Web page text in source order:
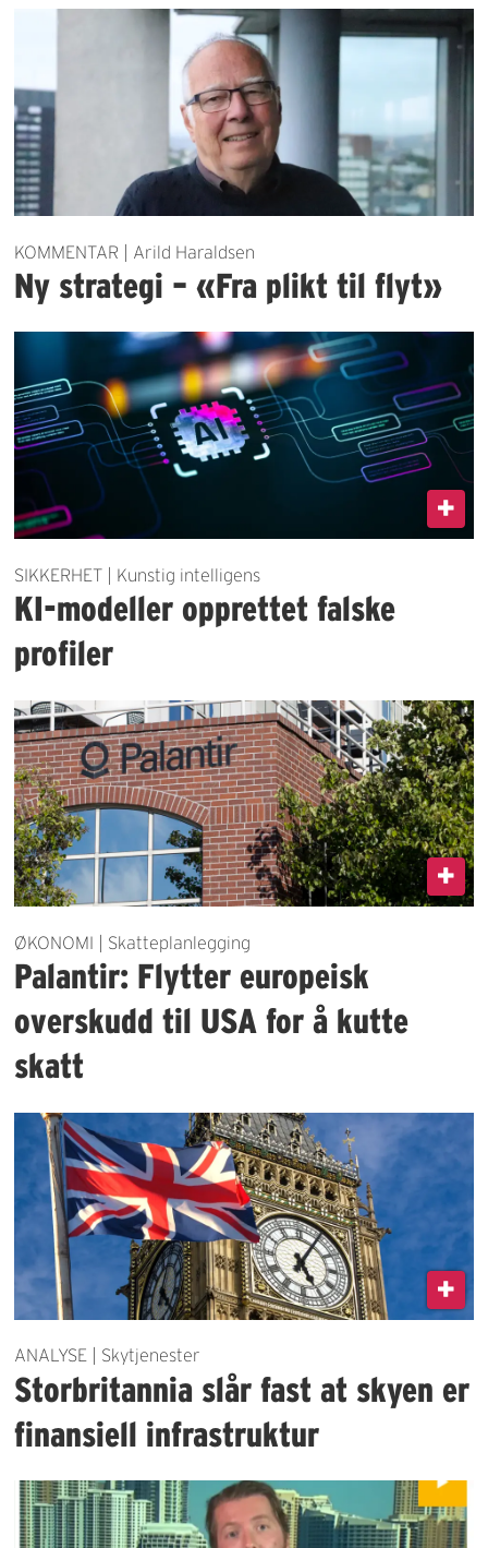
KOMMENTAR | Arild Haraldsen
Ny strategi – «Fra plikt til flyt»
SIKKERHET | Kunstig intelligens
KI-modeller opprettet falske
profiler
ØKONOMI | Skatteplanlegging
Palantir: Flytter europeisk
overskudd til USA for å kutte
skatt
ANALYSE | Skytjenester
Storbritannia slår fast at skyen er
finansiell infrastruktur